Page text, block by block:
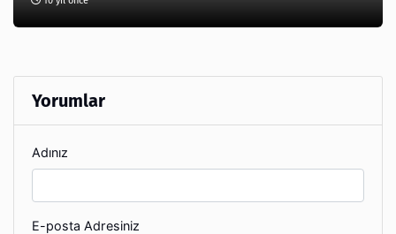
Yorumlar
Adınız
E-posta Adresiniz